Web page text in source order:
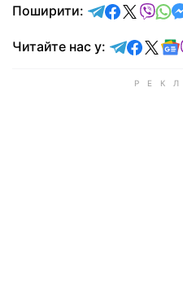
Поширити: відправити
Читайте нас у: Читайте